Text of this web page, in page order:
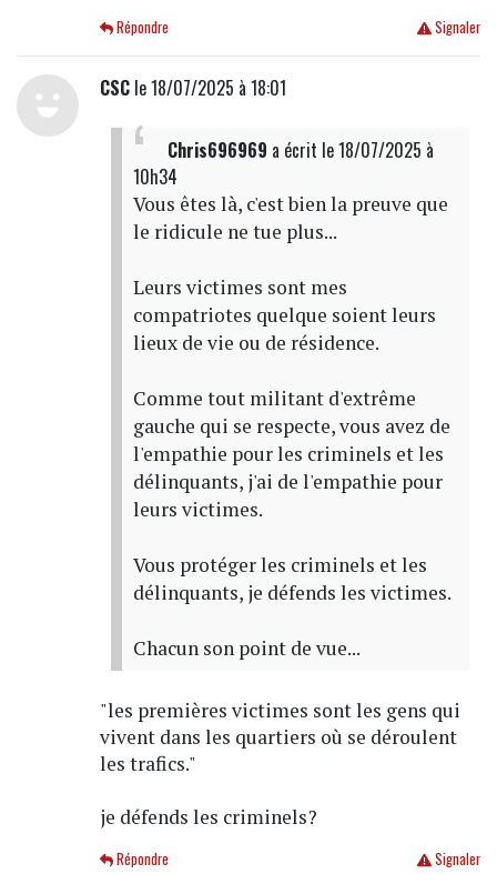
Signaler
Répondre
CSCle 18/07/2025 à 18:01
Chris696969 a écrit le 18/07/2025 à
10h34
Vous êtes là, c'est bien la preuve que
le ridicule ne tue plus...
Leurs victimes sont mes
compatriotes quelque soient leurs
lieux de vie ou de résidence.
Comme tout militant d'extrême
gauche qui se respecte, vous avez de
l'empathie pour les criminels et les
délinquants, j'ai de l'empathie pour
leurs victimes.
Vous protéger les criminels et les
délinquants, je défends les victimes.
Chacun son point de vue...
"les premières victimes sont les gens qui
vivent dans les quartiers où se déroulent
les trafics."
je défends les criminels?
Signaler
Répondre